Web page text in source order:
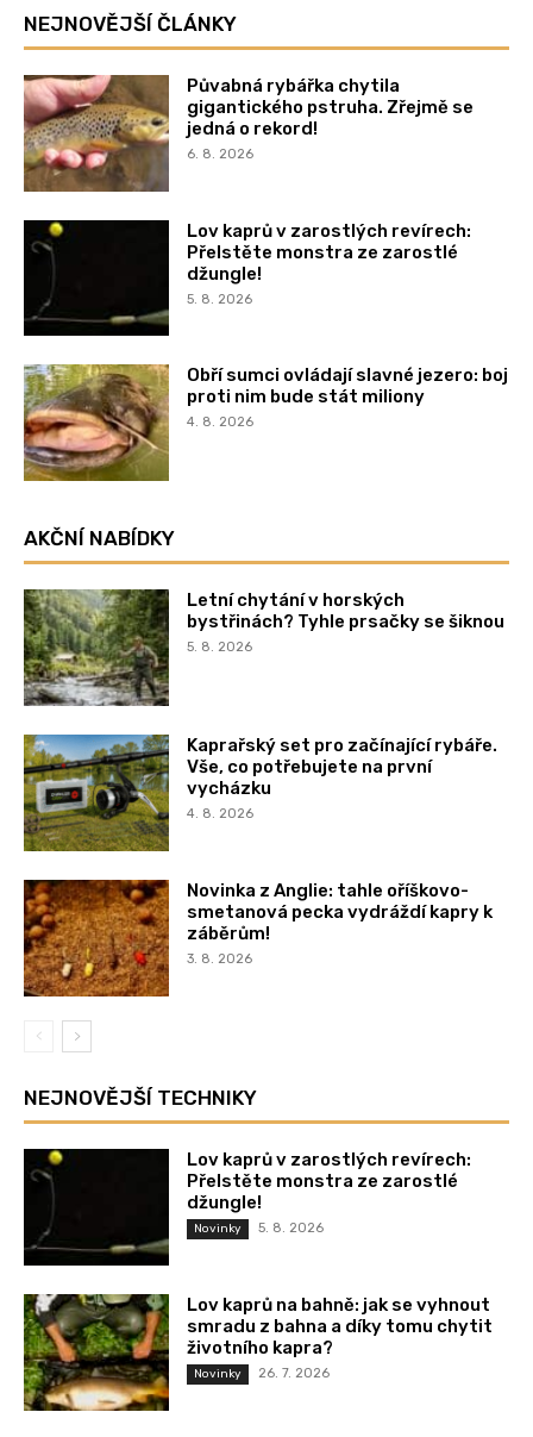
NEJNOVĚJŠÍ ČLÁNKY
Půvabná rybářka chytila
gigantického pstruha. Zřejmě se
jedná o rekord!
6. 8. 2026
Lov kaprů v zarostlých revírech:
Přelstěte monstra ze zarostlé
džungle!
5. 8. 2026
Obří sumci ovládají slavné jezero: boj
proti nim bude stát miliony
4. 8. 2026
AKČNÍ NABÍDKY
Letní chytání v horských
bystřinách? Tyhle prsačky se šiknou
5. 8. 2026
Kaprařský set pro začínající rybáře.
Vše, co potřebujete na první
vycházku
4. 8. 2026
Novinka z Anglie: tahle oříškovo-
smetanová pecka vydráždí kapry k
záběrům!
3. 8. 2026
NEJNOVĚJŠÍ TECHNIKY
Lov kaprů v zarostlých revírech:
Přelstěte monstra ze zarostlé
džungle!
Novinky 5. 8. 2026
Lov kaprů na bahně: jak se vyhnout
smradu z bahna a díky tomu chytit
životního kapra?
Novinky 26. 7. 2026